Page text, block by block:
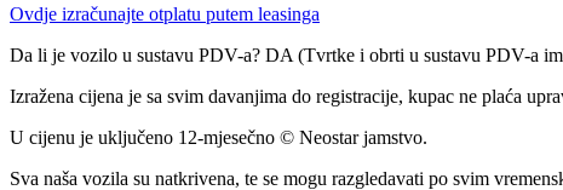
Ovdje izračunajte otplatu putem leasinga
Da li je vozilo u sustavu PDV-a? DA (Tvrtke i obrti u sustavu PDV-a
Izražena cijena je sa svim davanjima do registracije, kupac ne plaća
U cijenu je uključeno 12-mjesečno © Neostar jamstvo.
Sva naša vozila su natkrivena, te se mogu razgledavati po svim